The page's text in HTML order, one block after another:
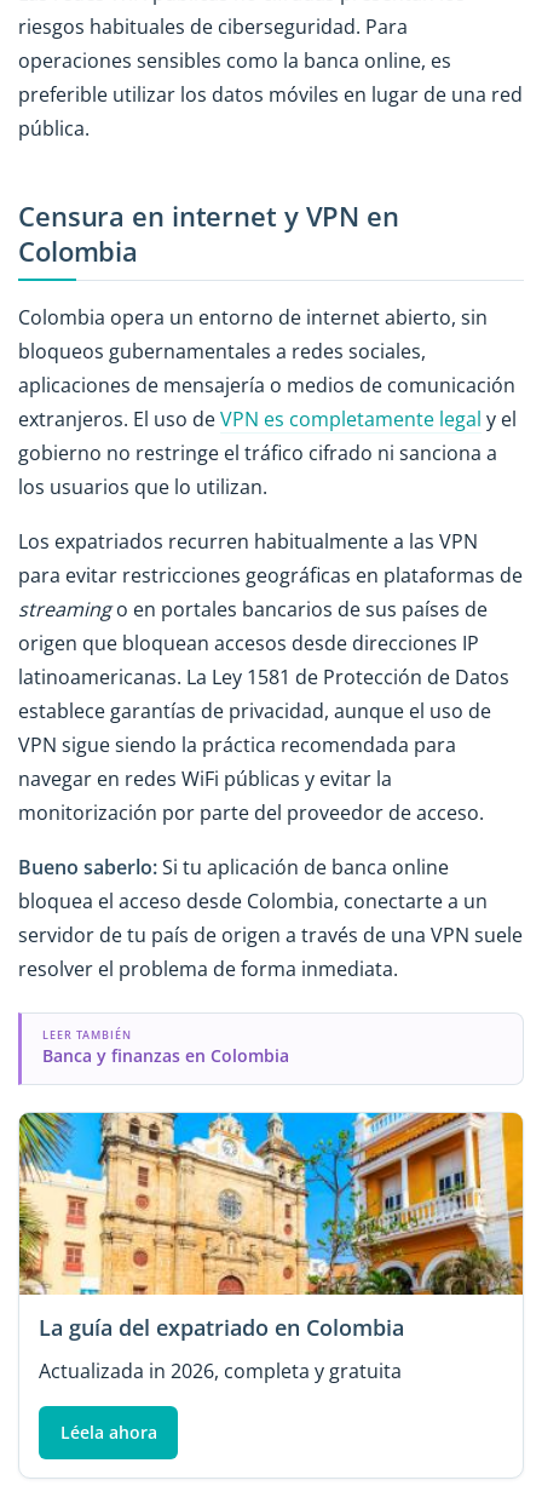
riesgos habituales de ciberseguridad. Para
operaciones sensibles como la banca online, es
preferible utilizar los datos móviles en lugar de una red
pública.
Censura en internet y VPN en
Colombia
Colombia opera un entorno de internet abierto, sin
bloqueos gubernamentales a redes sociales,
aplicaciones de mensajería o medios de comunicación
extranjeros. El uso deVPN es completamente legal y el
gobierno no restringe el tráfico cifrado ni sanciona a
los usuarios que lo utilizan.
Los expatriados recurren habitualmente a las VPN
para evitar restricciones geográficas en plataformas de
streamingo en portales bancarios de sus países de
origen que bloquean accesos desde direcciones IP
latinoamericanas. La Ley 1581 de Protección de Datos
establece garantías de privacidad, aunque el uso de
VPN sigue siendo la práctica recomendada para
navegar en redes WiFi públicas y evitar la
monitorización por parte del proveedor de acceso.
Bueno saberlo:Si tu aplicación de banca online
bloquea el acceso desde Colombia, conectarte a un
servidor de tu país de origen a través de una VPN suele
resolver el problema de forma inmediata.
LEER TAMBIÉN
Banca y finanzas en Colombia
La guía del expatriado en Colombia
Actualizada in 2026, completa y gratuita
Léela ahora